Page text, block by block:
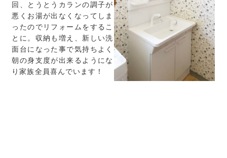
回、とうとうカランの調子が
悪くお湯が出なくなってしま
ったのでリフォームをするこ
とに。収納も増え、新しい洗
面台になった事で気持ちよく
朝の身支度が出来るようにな
り家族全員喜んでいます！